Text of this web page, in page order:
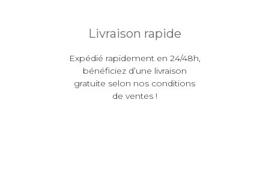
Livraison rapide
Expédié rapidement en 24/48h,
bénéficiez d’une livraison
gratuite selon nos conditions
de ventes !